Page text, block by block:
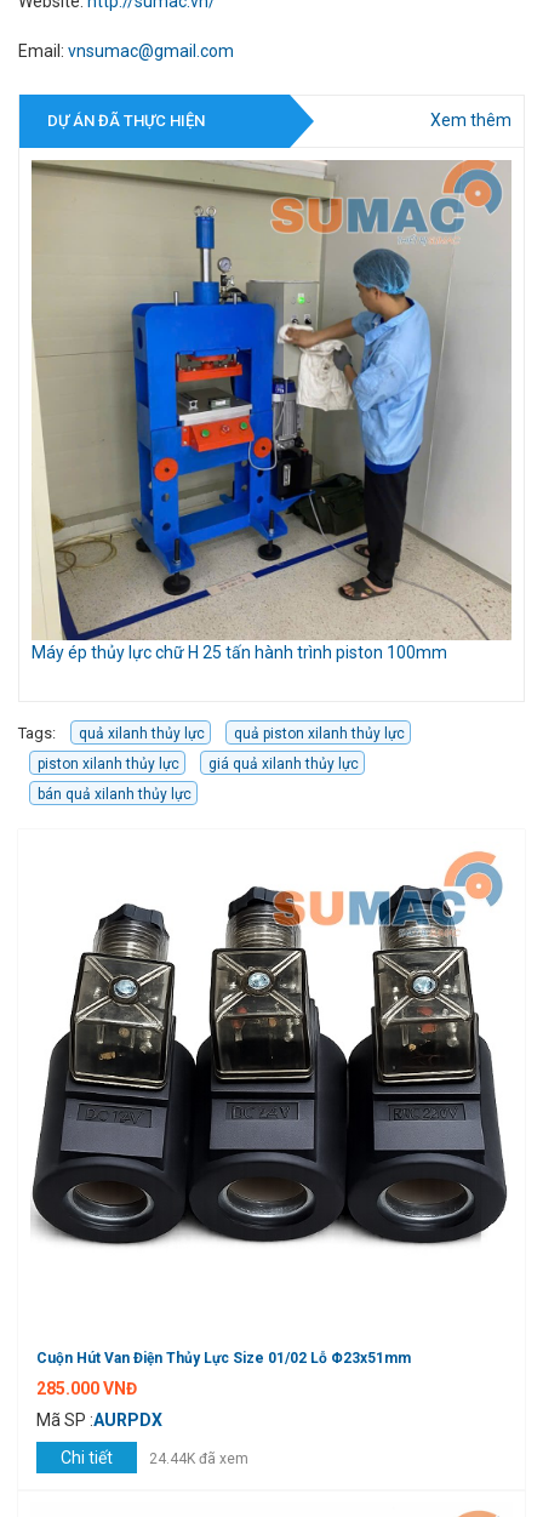
Email: vnsumac@gmail.com
DỰ ÁN ĐÃ THỰC HIỆN Xem thêm
Móc cẩu gắn càng xe nâng 3 tấn
Tags: quả xilanh thủy lực
quả piston xilanh thủy lực
piston xilanh thủy lực
giá quả xilanh thủy lực
bán quả xilanh thủy lực
Cuộn Hút Van Điện Thủy Lực Size 01/02 Lỗ Φ23x51mm
285.000 VNĐ
Mã SP :AURPDX
Chi tiết
24.44K đã xem